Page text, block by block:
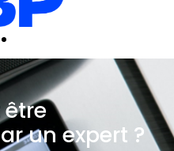
un expert ?